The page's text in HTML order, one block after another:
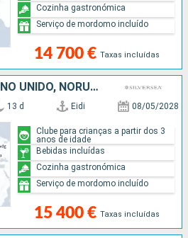
14 700 € Taxas incluídas
Cozinha gastronómica
Serviço de mordomo incluído
ESTADOS UNIDOS, REINO UNIDO, NORUEGA, DINAMARCA
13 d Eidi 08/05/2028
15 400 € Taxas incluídas
Clube para crianças a partir dos 3
anos de idade
Bebidas incluídas
Cozinha gastronómica
Serviço de mordomo incluído